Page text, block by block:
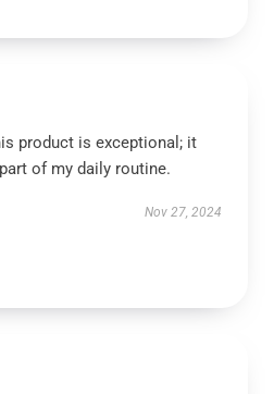
product is exceptional; it
of my daily routine.
Nov 27, 2024